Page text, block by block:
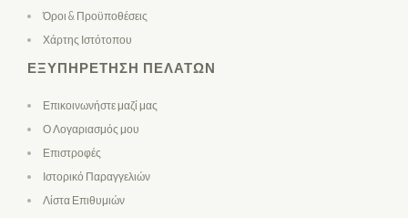
Όροι & Προϋποθέσεις
Χάρτης Ιστότοπου
ΕΞΥΠΗΡΈΤΗΣΗ ΠΕΛΑΤΏΝ
Επικοινωνήστε μαζί μας
Ο Λογαριασμός μου
Επιστροφές
Ιστορικό Παραγγελιών
Λίστα Επιθυμιών